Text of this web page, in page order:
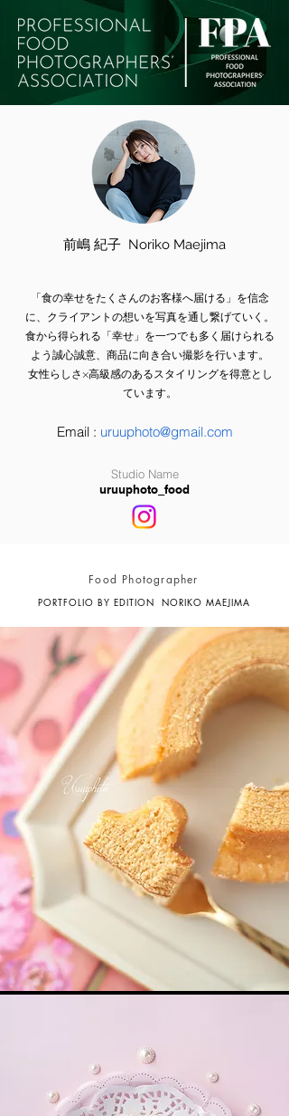
前嶋 紀子 Noriko Maejima
「食の幸せをたくさんのお客様へ届ける」を信念
に、クライアントの想いを写真を通し繋げていく。
食から得られる「幸せ」を一つでも多く届けられる
よう誠心誠意、商品に向き合い撮影を行います。
女性らしさ×高級感のあるスタイリングを得意とし
ています。
Email : uruuphoto@gmail.com
Studio Name
uruuphoto_food
Food Photographer
PORTFOLIO BY EDITION NORIKO MAEJIMA